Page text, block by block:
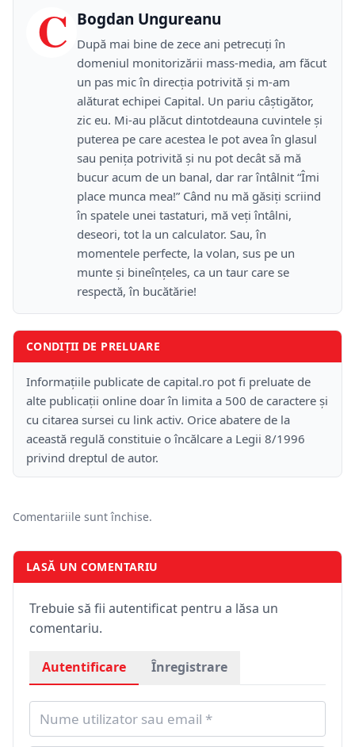
C Bogdan Ungureanu
După mai bine de zece ani petrecuţi în
domeniul monitorizării mass-media, am făcut
un pas mic în direcţia potrivită şi m-am
alăturat echipei Capital. Un pariu câştigător,
zic eu. Mi-au plăcut dintotdeauna cuvintele şi
puterea pe care acestea le pot avea în glasul
sau peniţa potrivită şi nu pot decât să mă
bucur acum de un banal, dar rar întâlnit “Îmi
place munca mea!” Când nu mă găsiţi scriind
în spatele unei tastaturi, mă veţi întâlni,
deseori, tot la un calculator. Sau, în
momentele perfecte, la volan, sus pe un
munte şi bineînţeles, ca un taur care se
respectă, în bucătărie!
CONDIȚII DE PRELUARE
Informațiile publicate de capital.ro pot fi preluate de
alte publicații online doar în limita a 500 de caractere și
cu citarea sursei cu link activ. Orice abatere de la
această regulă constituie o încălcare a Legii 8/1996
privind dreptul de autor.
Comentariile sunt închise.
LASĂ UN COMENTARIU
Trebuie să fii autentificat pentru a lăsa un
comentariu.
Autentificare Înregistrare